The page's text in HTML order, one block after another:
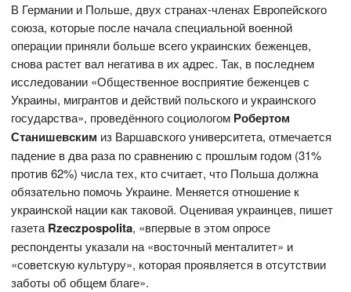
В Германии и Польше, двух странах-членах Европейского
союза, которые после начала специальной военной
операции приняли больше всего украинских беженцев,
снова растет вал негатива в их адрес. Так, в последнем
исследовании «Общественное восприятие беженцев с
Украины, мигрантов и действий польского и украинского
государства», проведённого социологом Робертом
Станишевским из Варшавского университета, отмечается
падение в два раза по сравнению с прошлым годом (31%
против 62%) числа тех, кто считает, что Польша должна
обязательно помочь Украине. Меняется отношение к
украинской нации как таковой. Оценивая украинцев, пишет
газета Rzeczpospolita, «впервые в этом опросе
респонденты указали на «восточный менталитет» и
«советскую культуру», которая проявляется в отсутствии
заботы об общем благе».